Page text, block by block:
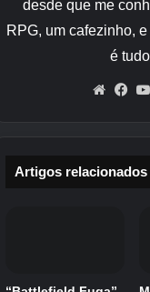
Instalação de
Na mesma sala
Sala de